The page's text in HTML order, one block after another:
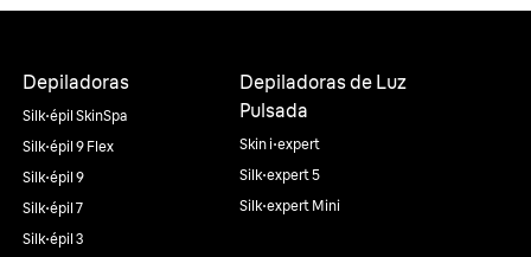
Depiladoras
Silk·épil SkinSpa
Silk·épil 9 Flex
Silk·épil 9
Silk·épil 7
Silk·épil 3
Depiladoras de Luz
Pulsada
Skin i·expert
Silk·expert 5
Silk·expert Mini